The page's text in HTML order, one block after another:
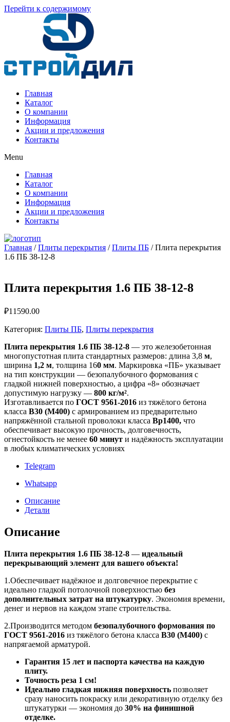
Перейти к содержимому
Главная
Каталог
О компании
Информация
Акции и предложения
Контакты
Menu
Главная
Каталог
О компании
Информация
Акции и предложения
Контакты
Главная /Плиты перекрытия /Плиты ПБ / Плита перекрытия
1.6 ПБ 38-12-8
Плита перекрытия 1.6 ПБ 38-12-8
₽11590.00
Категория: Плиты ПБ, Плиты перекрытия
Плита перекрытия 1.6 ПБ 38-12-8 — это железобетонная
многопустотная плита стандартных размеров: длина 3,8 м,
ширина 1,2 м, толщина 160 мм. Маркировка «ПБ» указывает
на тип конструкции — безопалубочного формования с
гладкой нижней поверхностью, а цифра «8» обозначает
допустимую нагрузку — 800 кг/м².
Изготавливается по ГОСТ 9561-2016 из тяжёлого бетона
класса B30 (М400) с армированием из предварительно
напряжённой стальной проволоки класса Вр1400, что
обеспечивает высокую прочность, долговечность,
огнестойкость не менее 60 минут и надёжность эксплуатации
в любых климатических условиях
Telegram
Whatsapp
Описание
Детали
Описание
Плита перекрытия 1.6 ПБ 38-12-8 — идеальный
перекрывающий элемент для вашего объекта!
1.Обеспечивает надёжное и долговечное перекрытие с
идеально гладкой потолочной поверхностью без
дополнительных затрат на штукатурку. Экономия времени,
денег и нервов на каждом этапе строительства.
2.Производится методом безопалубочного формования по
ГОСТ 9561-2016 из тяжёлого бетона класса B30 (М400) с
напрягаемой арматурой.
Гарантия 15 лет и паспорта качества на каждую
плиту.
Точность реза 1 см!
Идеально гладкая нижняя поверхность позволяет
сразу наносить покраску или декоративную отделку без
штукатурки — экономия до 30% на финишной
отделке.